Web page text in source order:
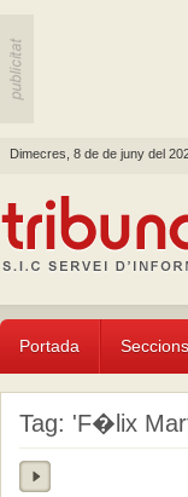
Dimecres, 8 de de juny del
Portada Seccions
Tag: 'F�lix